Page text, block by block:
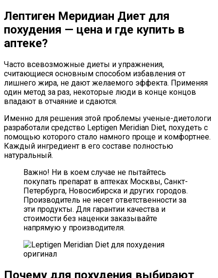
Лептиген Меридиан Диет для
похудения — цена и где купить в
аптеке?
Часто всевозможные диеты и упражнения,
считающиеся основным способом избавления от
лишнего жира, не дают желаемого эффекта. Применяя
один метод за раз, некоторые люди в конце концов
впадают в отчаяние и сдаются.
Именно для решения этой проблемы ученые-диетологи
разработали средство Leptigen Meridian Diet, похудеть с
помощью которого стало намного проще и комфортнее.
Каждый ингредиент в его составе полностью
натуральный.
Важно! Ни в коем случае не пытайтесь
покупать препарат в аптеках Москвы, Санкт-
Петербурга, Новосибирска и других городов.
Производитель не несет ответственности за
эти продукты. Для гарантии качества и
стоимости без наценки заказывайте
напрямую у производителя.
Почему для похудения выбирают